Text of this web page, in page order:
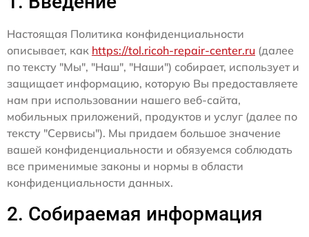
Настоящая Политика конфиденциальности
описывает, как https://tol.ricoh-repair-center.ru (далее
по тексту "Мы", "Наш", "Наши") собирает, использует и
защищает информацию, которую Вы предоставляете
нам при использовании нашего веб-сайта,
мобильных приложений, продуктов и услуг (далее по
тексту "Сервисы"). Мы придаем большое значение
вашей конфиденциальности и обязуемся соблюдать
все применимые законы и нормы в области
конфиденциальности данных.
2. Собираемая информация